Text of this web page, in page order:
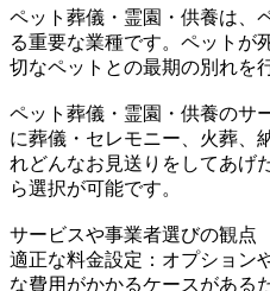
ペット葬儀・霊園・供養は、
る重要な業種です。ペットが
切なペットとの最期の別れを
ペット葬儀・霊園・供養のサ
に葬儀・セレモニー、火葬、
れどんなお見送りをしてあげ
ら選択が可能です。
サービスや事業者選びの観点
適正な料金設定：オプション
な費用がかかるケースがある